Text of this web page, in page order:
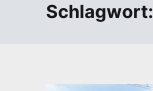
Schlagwort: